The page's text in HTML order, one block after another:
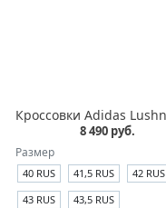
8 490 руб.
Размер
40 RUS 41,5 RUS
42 RUS
43 RUS
43,5 RUS